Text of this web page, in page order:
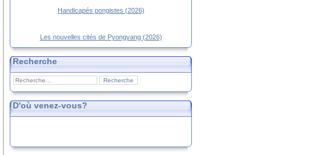
Handicapés pongistes (2026)
Les nouvelles cités de Pyongyang (2026)
Recherche
D'où venez-vous?